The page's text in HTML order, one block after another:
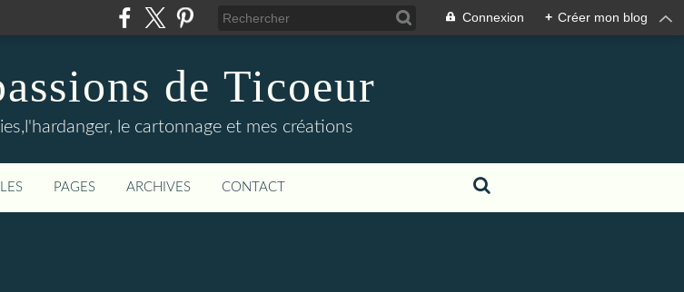
Connexion + Créer mon blog
de Ticoeur
le cartonnage et mes créations
PAGES ARCHIVES CONTACT